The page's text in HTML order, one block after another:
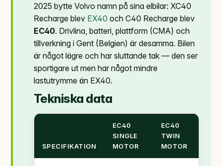
2025 bytte Volvo namn på sina elbilar: XC40
Recharge blev EX40 och C40 Recharge blev
EC40. Drivlina, batteri, plattform (CMA) och
tillverkning i Gent (Belgien) är desamma. Bilen
är något lägre och har sluttande tak — den ser
sportigare ut men har något mindre
lastutrymme än EX40.
Tekniska data
SPECIFIKATION
EC40
SINGLE
MOTOR
EC40
TWIN
MOTOR